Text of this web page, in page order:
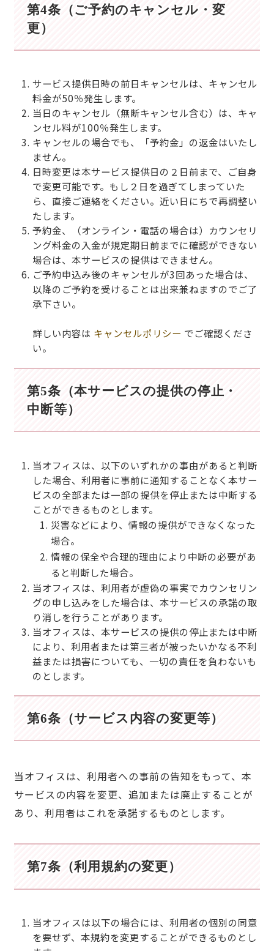
第4条（ご予約のキャンセル・変
更）
サービス提供日時の前日キャンセルは、キャンセル
料金が50％発生します。
当日のキャンセル（無断キャンセル含む）は、キャ
ンセル料が100％発生します。
キャンセルの場合でも、「予約金」の返金はいたし
ません。
日時変更は本サービス提供日の２日前まで、ご自身
で変更可能です。もし２日を過ぎてしまっていた
ら、直接ご連絡をください。近い日にちで再調整い
たします。
予約金、（オンライン・電話の場合は）カウンセリ
ング料金の入金が規定期日前までに確認ができない
場合は、本サービスの提供はできません。
ご予約申込み後のキャンセルが3回あった場合は、
以降のご予約を受けることは出来兼ねますのでご了
承下さい。
詳しい内容は キャンセルポリシー でご確認くださ
い。
第5条（本サービスの提供の停止・
中断等）
当オフィスは、以下のいずれかの事由があると判断
した場合、利用者に事前に通知することなく本サー
ビスの全部または一部の提供を停止または中断する
ことができるものとします。
災害などにより、情報の提供ができなくなった
場合。
情報の保全や合理的理由により中断の必要があ
ると判断した場合。
当オフィスは、利用者が虚偽の事実でカウンセリン
グの申し込みをした場合は、本サービスの承諾の取
り消しを行うことがあります。
当オフィスは、本サービスの提供の停止または中断
により、利用者または第三者が被ったいかなる不利
益または損害についても、一切の責任を負わないも
のとします。
第6条（サービス内容の変更等）
当オフィスは、利用者への事前の告知をもって、本
サービスの内容を変更、追加または廃止することが
あり、利用者はこれを承諾するものとします。
第7条（利用規約の変更）
当オフィスは以下の場合には、利用者の個別の同意
を要せず、本規約を変更することができるものとし